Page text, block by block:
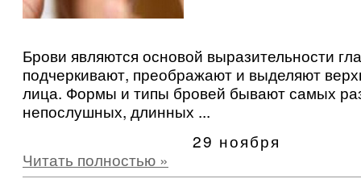
Брови являются основой выразительности
подчеркивают, преображают и выделяют
лица. Формы и типы бровей бывают самых
непослушных, длинных ...
29 ноября
Читать полностью »